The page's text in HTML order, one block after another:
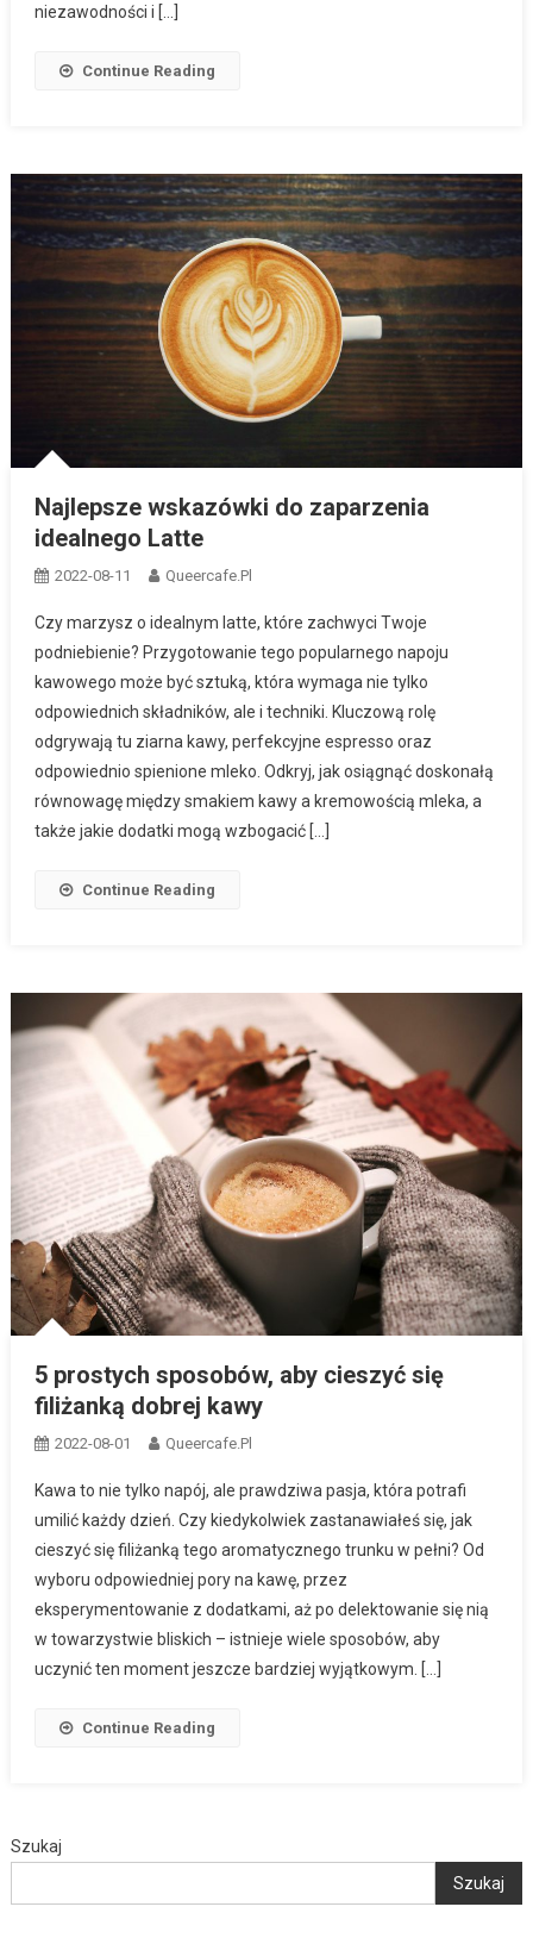
niezawodności i […]
Continue Reading
Najlepsze wskazówki do zaparzenia
idealnego Latte
2022-08-11 Queercafe.pl
Czy marzysz o idealnym latte, które zachwyci Twoje
podniebienie? Przygotowanie tego popularnego napoju
kawowego może być sztuką, która wymaga nie tylko
odpowiednich składników, ale i techniki. Kluczową rolę
odgrywają tu ziarna kawy, perfekcyjne espresso oraz
odpowiednio spienione mleko. Odkryj, jak osiągnąć doskonałą
równowagę między smakiem kawy a kremowością mleka, a
także jakie dodatki mogą wzbogacić […]
Continue Reading
5 prostych sposobów, aby cieszyć się
filiżanką dobrej kawy
2022-08-01 Queercafe.pl
Kawa to nie tylko napój, ale prawdziwa pasja, która potrafi
umilić każdy dzień. Czy kiedykolwiek zastanawiałeś się, jak
cieszyć się filiżanką tego aromatycznego trunku w pełni? Od
wyboru odpowiedniej pory na kawę, przez
eksperymentowanie z dodatkami, aż po delektowanie się nią
w towarzystwie bliskich – istnieje wiele sposobów, aby
uczynić ten moment jeszcze bardziej wyjątkowym. […]
Continue Reading
Szukaj
Szukaj